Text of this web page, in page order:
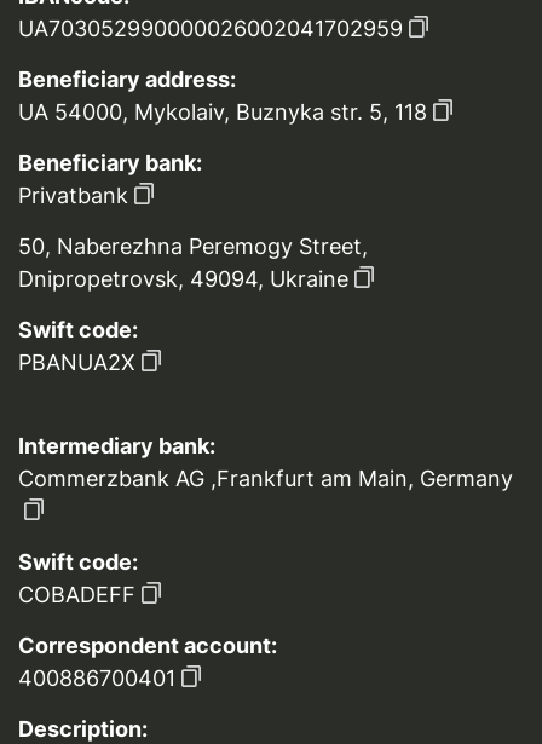
UA703052990000026002041702959
Beneficiary address:
UA 54000, Mykolaiv, Buznyka str. 5, 118
Beneficiary bank:
Privatbank
50, Naberezhna Peremogy Street,
Dnipropetrovsk, 49094, Ukraine
Swift code:
PBANUA2X
Intermediary bank:
Commerzbank AG ,Frankfurt am Main, Germany
Swift code:
COBADEFF
Correspondent account:
400886700401
Description: